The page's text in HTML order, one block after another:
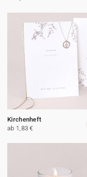
Kirchenheft
ab 1,83 €